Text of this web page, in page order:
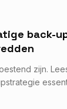
back-
zijn.